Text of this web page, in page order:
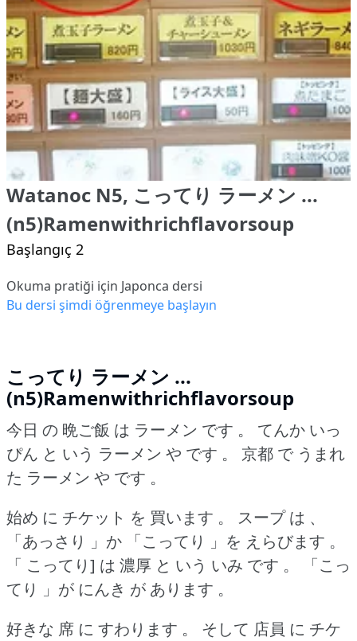
Watanoc N5, こってり ラーメン ...
(n5)Ramenwithrichflavorsoup
Başlangıç 2
Okuma pratiği için Japonca dersi
Bu dersi şimdi öğrenmeye başlayın
こってり ラーメン ...
(n5)Ramenwithrichflavorsoup
今日 の 晩ご飯 は ラーメン です 。
てんか いっ
ぴん と いう ラーメン や です 。
京都 で うまれ
た ラーメン や です 。
始め に チケット を 買います 。
スープ は 、
「あっさり 」か 「こってり 」を えらびます 。
「 こってり] は 濃厚 と いう いみ です 。
「こっ
てり 」が にんき が あります 。
好きな 席 に すわります 。
そして 店員 に チケ